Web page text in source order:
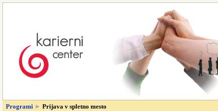
Programi ► Prijava v spletno mesto